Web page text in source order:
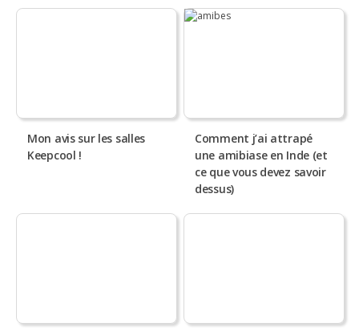
Mon avis sur les salles
Keepcool !
Comment j’ai attrapé
une amibiase en Inde (et
ce que vous devez savoir
dessus)